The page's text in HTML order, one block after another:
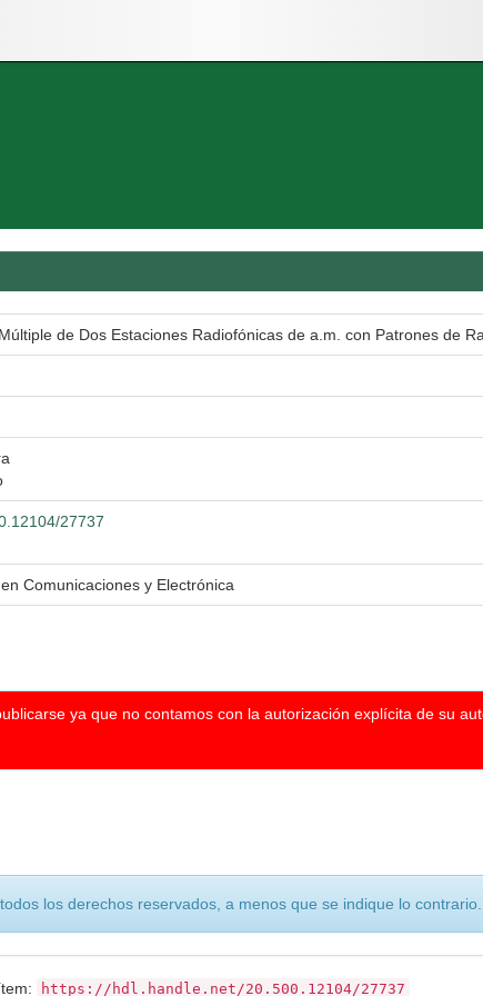
de Dos Estaciones Radiofónicas de a.m. con Patrones de
27737
Comunicaciones y Electrónica
ya que no contamos con la autorización explícita de su
los derechos reservados, a menos que se indique lo contrario.
https://hdl.handle.net/20.500.12104/27737